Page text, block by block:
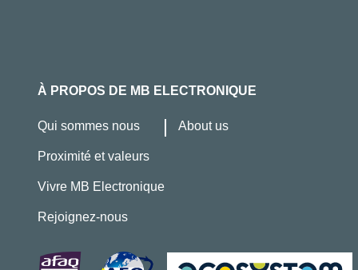
À PROPOS DE MB ELECTRONIQUE
Qui sommes nous About us
Proximité et valeurs
Vivre MB Electronique
Rejoignez-nous